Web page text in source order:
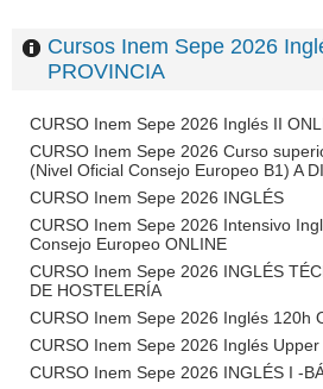
Cursos Inem Sepe 2026
PROVINCIA
CURSO Inem Sepe 2026 Inglés II
CURSO Inem Sepe 2026 Curso
(Nivel Oficial Consejo Europeo B1) A
CURSO Inem Sepe 2026 INGLÉS
CURSO Inem Sepe 2026 Intensivo
Consejo Europeo ONLINE
CURSO Inem Sepe 2026 INGLÉS
DE HOSTELERÍA
CURSO Inem Sepe 2026 Inglés 120h
CURSO Inem Sepe 2026 Inglés
CURSO Inem Sepe 2026 INGLÉS I -